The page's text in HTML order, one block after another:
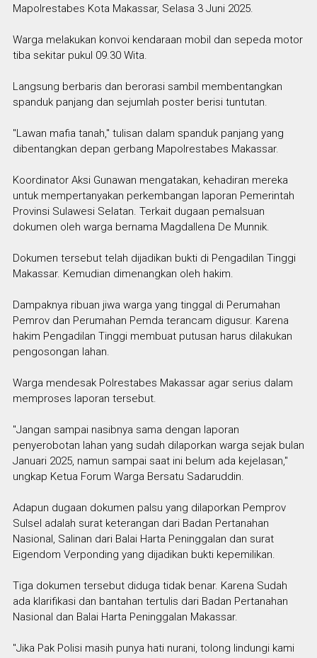
Mapolrestabes Kota Makassar, Selasa 3 Juni 2025.
Warga melakukan konvoi kendaraan mobil dan sepeda motor
tiba sekitar pukul 09.30 Wita.
Langsung berbaris dan berorasi sambil membentangkan
spanduk panjang dan sejumlah poster berisi tuntutan.
"Lawan mafia tanah," tulisan dalam spanduk panjang yang
dibentangkan depan gerbang Mapolrestabes Makassar.
Koordinator Aksi Gunawan mengatakan, kehadiran mereka
untuk mempertanyakan perkembangan laporan Pemerintah
Provinsi Sulawesi Selatan. Terkait dugaan pemalsuan
dokumen oleh warga bernama Magdallena De Munnik.
Dokumen tersebut telah dijadikan bukti di Pengadilan Tinggi
Makassar. Kemudian dimenangkan oleh hakim.
Dampaknya ribuan jiwa warga yang tinggal di Perumahan
Pemrov dan Perumahan Pemda terancam digusur. Karena
hakim Pengadilan Tinggi membuat putusan harus dilakukan
pengosongan lahan.
Warga mendesak Polrestabes Makassar agar serius dalam
memproses laporan tersebut.
"Jangan sampai nasibnya sama dengan laporan
penyerobotan lahan yang sudah dilaporkan warga sejak bulan
Januari 2025, namun sampai saat ini belum ada kejelasan,"
ungkap Ketua Forum Warga Bersatu Sadaruddin.
Adapun dugaan dokumen palsu yang dilaporkan Pemprov
Sulsel adalah surat keterangan dari Badan Pertanahan
Nasional, Salinan dari Balai Harta Peninggalan dan surat
Eigendom Verponding yang dijadikan bukti kepemilikan.
Tiga dokumen tersebut diduga tidak benar. Karena Sudah
ada klarifikasi dan bantahan tertulis dari Badan Pertanahan
Nasional dan Balai Harta Peninggalan Makassar.
"Jika Pak Polisi masih punya hati nurani, tolong lindungi kami